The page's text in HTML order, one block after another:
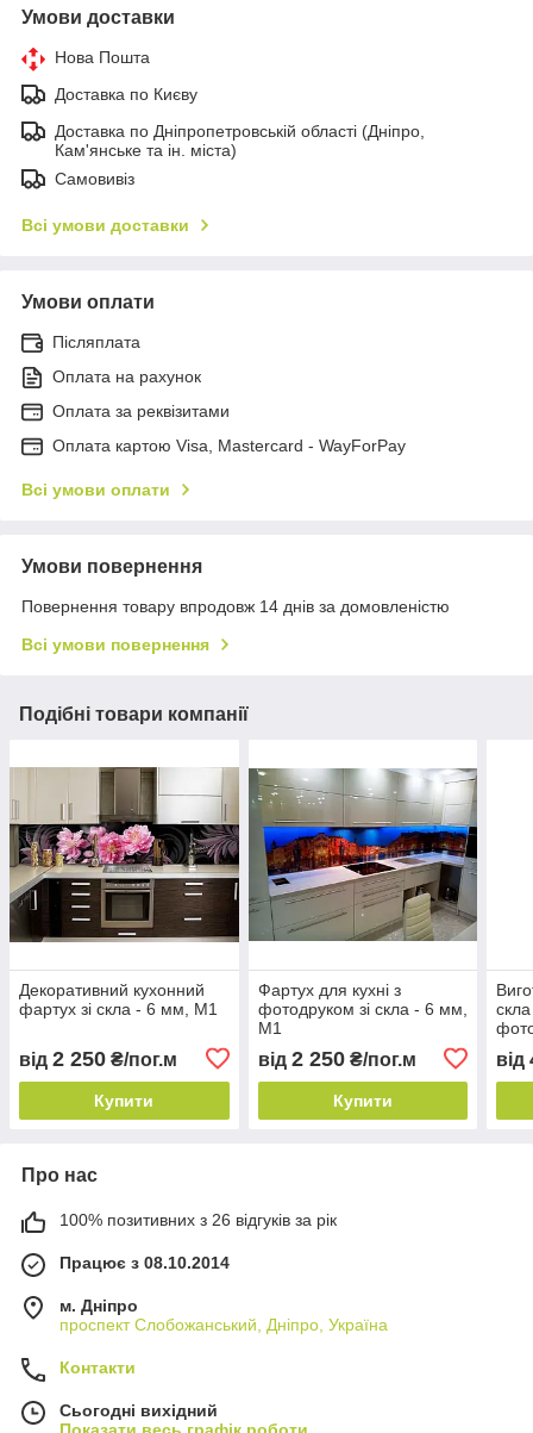
Умови доставки
Нова Пошта
Доставка по Києву
Доставка по Дніпропетровській області (Дніпро,
Кам'янське та ін. міста)
Самовивіз
Всі умови доставки
Умови оплати
Післяплата
Оплата на рахунок
Оплата за реквізитами
Оплата картою Visa, Mastercard - WayForPay
Всі умови оплати
Умови повернення
Повернення товару впродовж 14 днів за домовленістю
Всі умови повернення
Подібні товари компанії
Декоративний кухонний
фартух зі скла - 6 мм, М1
від 2 250 ₴/пог.м
Купити
Фартух для кухні з
фотодруком зі скла - 6 мм,
М1
від 2 250₴/пог.м
Купити
скла
від
Про нас
100% позитивних з 26 відгуків за рік
Працює з 08.10.2014
м. Дніпро
проспект Слобожанський, Дніпро, Україна
Контакти
Сьогодні вихідний